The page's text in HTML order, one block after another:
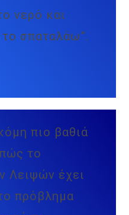
νερό και
σπαταλάω”.
πιο βαθιά
το
Λειψών έχει
πρόβλημα